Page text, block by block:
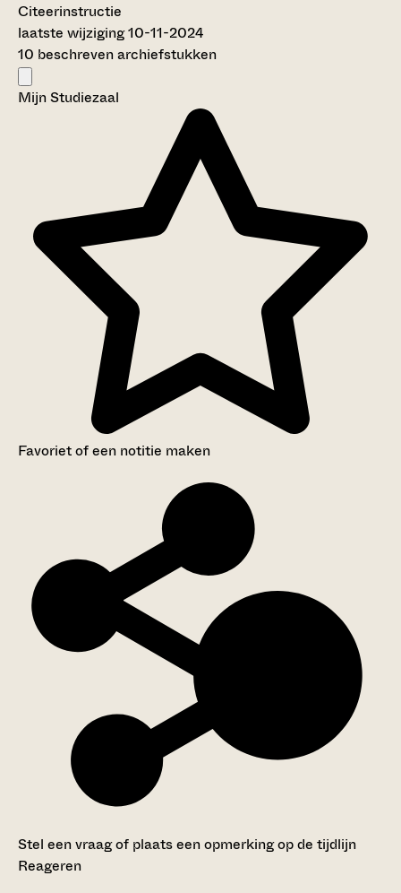
Citeerinstructie
laatste wijziging 10-11-2024
10 beschreven archiefstukken
Mijn Studiezaal
Favoriet of een notitie maken
Stel een vraag of plaats een opmerking op de tijdlijn
Reageren